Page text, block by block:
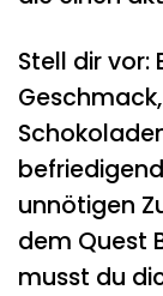
Stell dir vor:
unnötigen
dem Quest
musst du